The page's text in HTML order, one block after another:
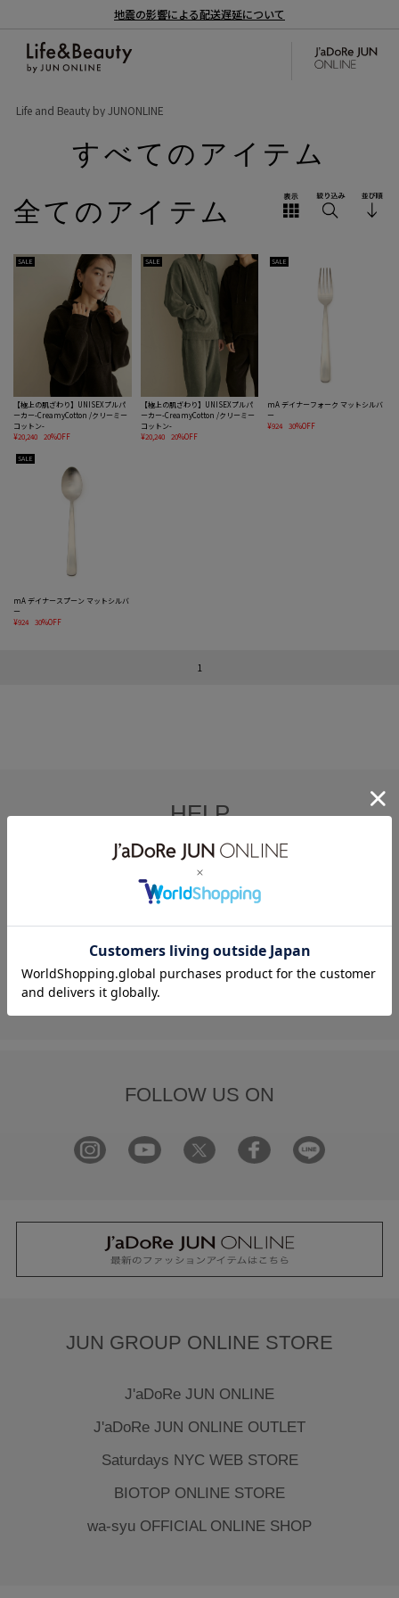
地震の影響による配送遅延について
Life and Beauty by JUNONLINE
すべてのアイテム
全てのアイテム
SALE
【極上の肌ざわり】UNISEXプルパ
ーカー-CreamyCotton /クリーミー
コットン-
¥20,240
20%OFF
SALE
【極上の肌ざわり】UNISEXプルパ
ーカー-CreamyCotton /クリーミー
コットン-
¥20,240
20%OFF
SALE
mA デイナーフォーク マットシルバ
ー
¥924
30%OFF
SALE
mA デイナースプーン マットシルバ
ー
¥924
30%OFF
1
HELP
何かお困りですか？
FAQ
お問い合わせ
FOLLOW US ON
JUN GROUP ONLINE STORE
J'aDoRe JUN ONLINE
J'aDoRe JUN ONLINE OUTLET
Saturdays NYC WEB STORE
BIOTOP ONLINE STORE
wa-syu OFFICIAL ONLINE SHOP